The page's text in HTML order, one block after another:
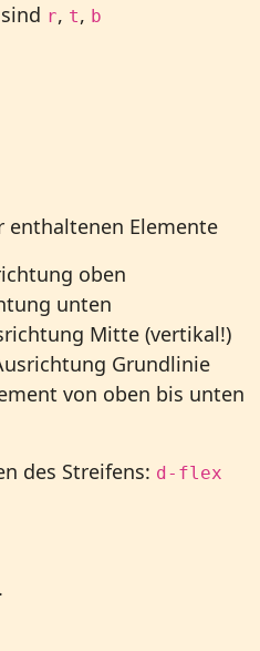
r, t, b
enthaltenen Elemente
oben
unten
Mitte (vertikal!)
Grundlinie
von oben bis unten
des Streifens: d-flex